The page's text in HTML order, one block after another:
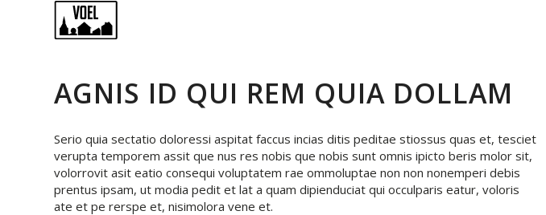
AGNIS ID QUI REM QUIA DOLLAM
Serio quia sectatio doloressi aspitat faccus incias ditis peditae stiossus quas et, tesciet
verupta temporem assit que nus res nobis que nobis sunt omnis ipicto beris molor sit,
volorrovit asit eatio consequi voluptatem rae ommoluptae non non nonemperi debis
prentus ipsam, ut modia pedit et lat a quam dipienduciat qui occulparis eatur, voloris
ate et pe rerspe et, nisimolora vene et.